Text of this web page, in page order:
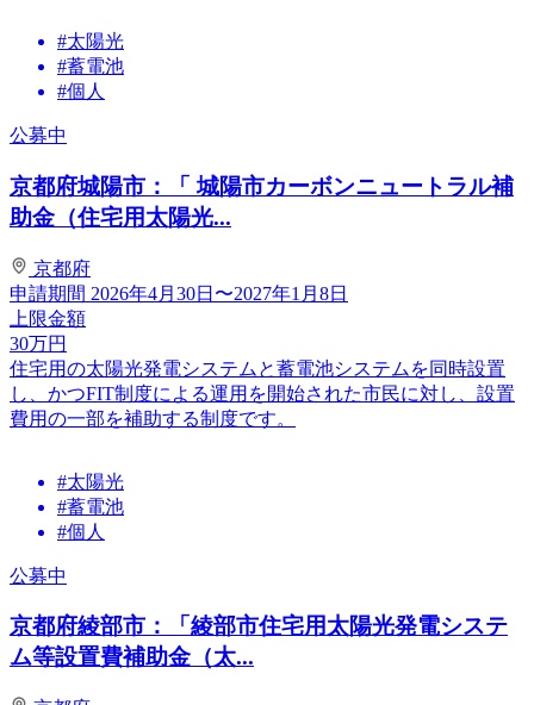
#太陽光
#蓄電池
#個人
公募中
京都府城陽市：「 城陽市カーボンニュートラル補
助金（住宅用太陽光...
京都府
申請期間 2026年4月30日〜2027年1月8日
上限金額
30万円
住宅用の太陽光発電システムと蓄電池システムを同時設置
し、かつFIT制度による運用を開始された市民に対し、設置
費用の一部を補助する制度です。
#太陽光
#蓄電池
#個人
公募中
京都府綾部市：「綾部市住宅用太陽光発電システ
ム等設置費補助金（太...